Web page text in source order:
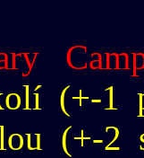
(+-1
(+-2